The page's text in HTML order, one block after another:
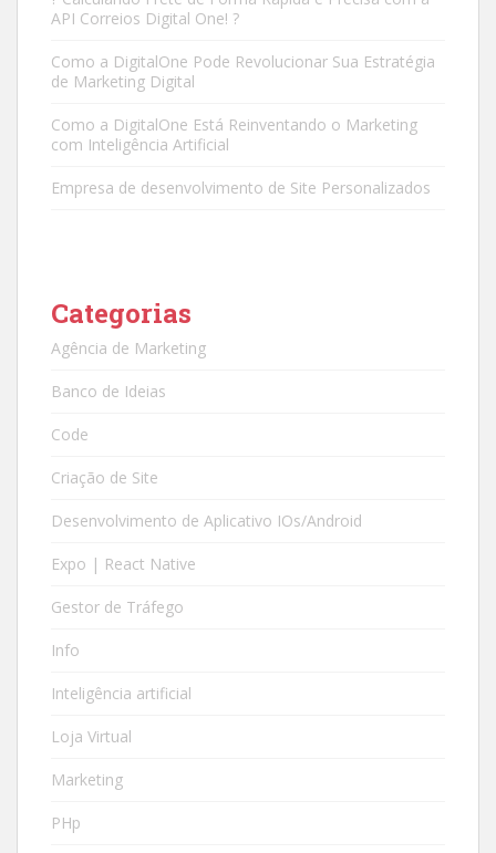
API Correios Digital One! ?
Como a DigitalOne Pode Revolucionar Sua Estratégia
de Marketing Digital
Como a DigitalOne Está Reinventando o Marketing
com Inteligência Artificial
Empresa de desenvolvimento de Site Personalizados
Categorias
Agência de Marketing
Banco de Ideias
Code
Criação de Site
Desenvolvimento de Aplicativo IOs/Android
Expo | React Native
Gestor de Tráfego
Info
Inteligência artificial
Loja Virtual
Marketing
PHp